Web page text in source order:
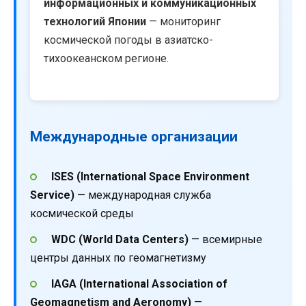
информационных и коммуникационных
технологий Японии — мониторинг
космической погоды в азиатско-
тихоокеанском регионе.
Международные организации
ISES (International Space Environment
Service) — международная служба
космической среды
WDC (World Data Centers)— всемирные
центры данных по геомагнетизму
IAGA (International Association of
Geomagnetism and Aeronomy) —